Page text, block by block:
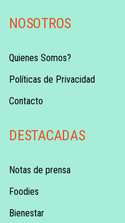
NOSOTROS
Quienes Somos?
Políticas de Privacidad
Contacto
DESTACADAS
Notas de prensa
Foodies
Bienestar